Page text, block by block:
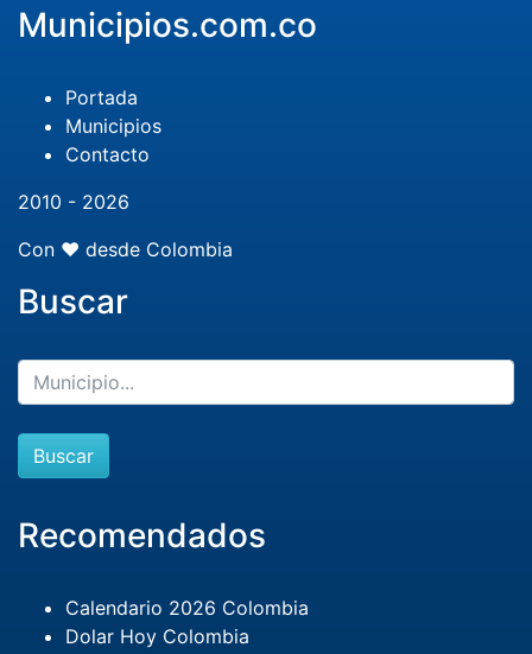
Municipios.com.co
Portada
Municipios
Contacto
2010 - 2026
Con ❤️ desde Colombia
Buscar
Buscar
Recomendados
Calendario 2026 Colombia
Dolar Hoy Colombia